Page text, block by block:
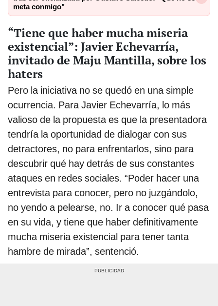
meta conmigo"
“Tiene que haber mucha miseria
existencial”: Javier Echevarría,
invitado de Maju Mantilla, sobre los
haters
Pero la iniciativa no se quedó en una simple
ocurrencia. Para Javier Echevarría, lo más
valioso de la propuesta es que la presentadora
tendría la oportunidad de dialogar con sus
detractores, no para enfrentarlos, sino para
descubrir qué hay detrás de sus constantes
ataques en redes sociales. “Poder hacer una
entrevista para conocer, pero no juzgándolo,
no yendo a pelearse, no. Ir a conocer qué pasa
en su vida, y tiene que haber definitivamente
mucha miseria existencial para tener tanta
hambre de mirada”, sentenció.